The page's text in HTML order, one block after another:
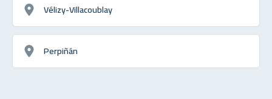
Vélizy-Villacoublay
Perpiñán